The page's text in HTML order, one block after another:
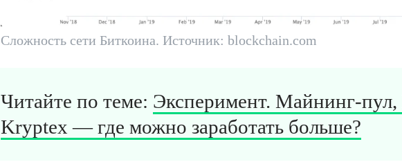
Сложность сети Биткоина. Источник: blockchain.com
Читайте по теме: Эксперимент. Майнинг-пул,
Kryptex — где можно заработать больше?